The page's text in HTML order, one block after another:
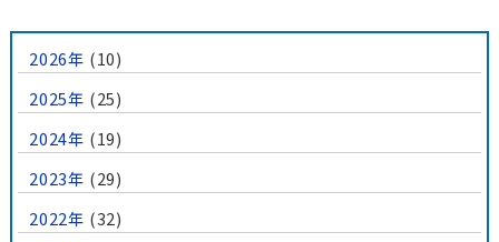
2026年 (10)
2025年 (25)
2024年 (19)
2023年 (29)
2022年 (32)